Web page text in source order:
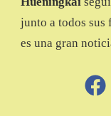
junto a todos sus
es una gran